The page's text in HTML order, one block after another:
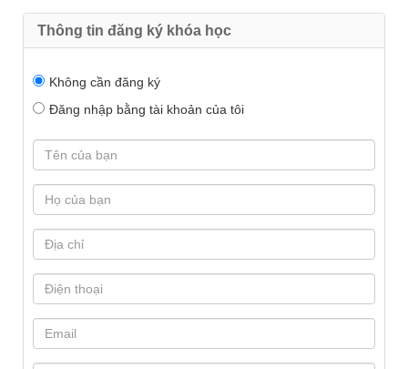
Thông tin đăng ký khóa học
Không cần đăng ký
Đăng nhập bằng tài khoản của tôi